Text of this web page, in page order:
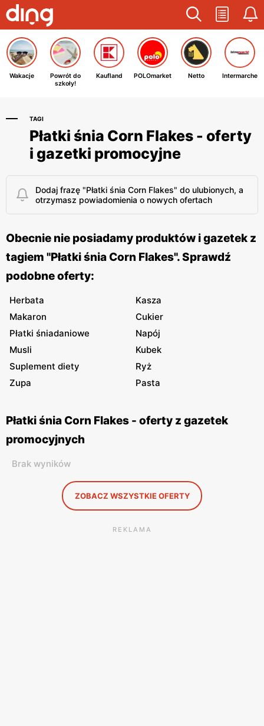
Wakacje
Powrót do
szkoły!
Kaufland POLOmarket Netto Intermarche
TAGI
Płatki śnia Corn Flakes - oferty
i gazetki promocyjne
Dodaj frazę "Płatki śnia Corn Flakes" do ulubionych, a
otrzymasz powiadomienia o nowych ofertach
Obecnie nie posiadamy produktów i gazetek z
tagiem "Płatki śnia Corn Flakes". Sprawdź
podobne oferty:
Herbata
Kasza
Makaron
Cukier
Płatki śniadaniowe
Napój
Musli
Kubek
Suplement diety
Ryż
Zupa
Pasta
Płatki śnia Corn Flakes - oferty z gazetek
promocyjnych
Brak wyników
ZOBACZ WSZYSTKIE OFERTY
REKLAMA